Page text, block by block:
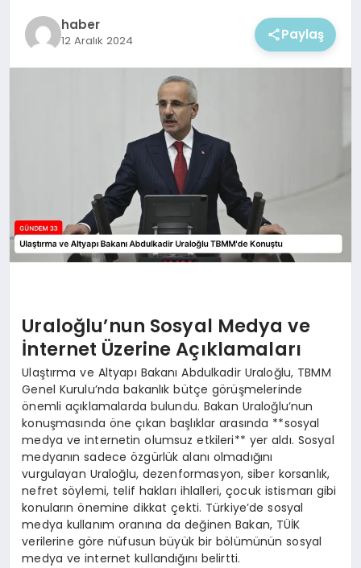
haber
12 Aralık 2024 Paylaş
Uraloğlu’nun Sosyal Medya ve
İnternet Üzerine Açıklamaları
Ulaştırma ve Altyapı Bakanı Abdulkadir Uraloğlu, TBMM
Genel Kurulu’nda bakanlık bütçe görüşmelerinde
önemli açıklamalarda bulundu. Bakan Uraloğlu’nun
konuşmasında öne çıkan başlıklar arasında **sosyal
medya ve internetin olumsuz etkileri** yer aldı. Sosyal
medyanın sadece özgürlük alanı olmadığını
vurgulayan Uraloğlu, dezenformasyon, siber korsanlık,
nefret söylemi, telif hakları ihlalleri, çocuk istismarı gibi
konuların önemine dikkat çekti. Türkiye’de sosyal
medya kullanım oranına da değinen Bakan, TÜİK
verilerine göre nüfusun büyük bir bölümünün sosyal
medya ve internet kullandığını belirtti.